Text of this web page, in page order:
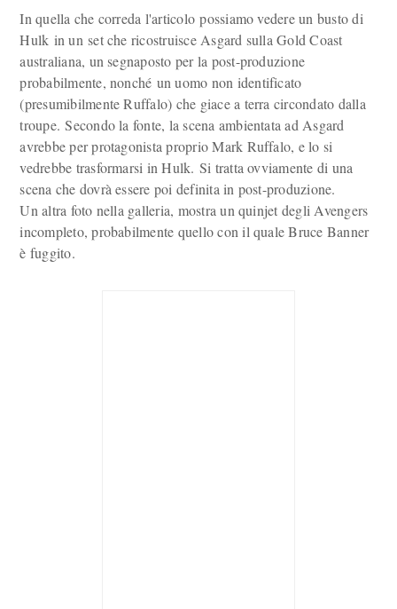
In quella che correda l'articolo possiamo vedere un busto di
Hulk in un set che ricostruisce Asgard sulla Gold Coast
australiana, un segnaposto per la post-produzione
probabilmente, nonché un uomo non identificato
(presumibilmente Ruffalo) che giace a terra circondato dalla
troupe. Secondo la fonte, la scena ambientata ad Asgard
avrebbe per protagonista proprio Mark Ruffalo, e lo si
vedrebbe trasformarsi in Hulk. Si tratta ovviamente di una
scena che dovrà essere poi definita in post-produzione.
Un altra foto nella galleria, mostra un quinjet degli Avengers
incompleto, probabilmente quello con il quale Bruce Banner
è fuggito.